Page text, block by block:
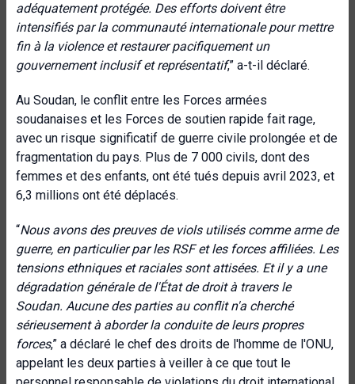
adéquatement protégée. Des efforts doivent être
intensifiés par la communauté internationale pour mettre
fin à la violence et restaurer pacifiquement un
gouvernement inclusif et représentatif,” a-t-il déclaré.
Au Soudan, le conflit entre les Forces armées
soudanaises et les Forces de soutien rapide fait rage,
avec un risque significatif de guerre civile prolongée et de
fragmentation du pays. Plus de 7 000 civils, dont des
femmes et des enfants, ont été tués depuis avril 2023, et
6,3 millions ont été déplacés.
“Nous avons des preuves de viols utilisés comme arme de
guerre, en particulier par les RSF et les forces affiliées. Les
tensions ethniques et raciales sont attisées. Et il y a une
dégradation générale de l'État de droit à travers le
Soudan. Aucune des parties au conflit n'a cherché
sérieusement à aborder la conduite de leurs propres
forces,” a déclaré le chef des droits de l'homme de l'ONU,
appelant les deux parties à veiller à ce que tout le